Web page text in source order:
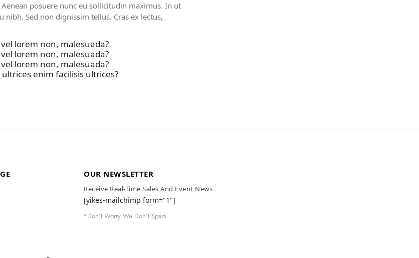
posuere nunc eu sollicitudin maximus. In ut
Sed non dignissim tellus. Cras ex lectus,
lorem non, malesuada?
lorem non, malesuada?
lorem non, malesuada?
enim facilisis ultrices?
OUR NEWSLETTER
Receive Real-Time Sales And Event News
[yikes-mailchimp form="1"]
*Don’t Worry We Don’t Spam